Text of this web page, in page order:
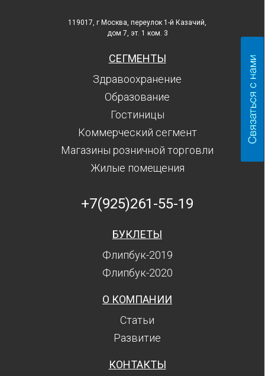
119017, г Москва, переулок 1-й Казачий,
дом 7, эт. 1 ком. 3
СЕГМЕНТЫ
Здравоохранение
Образование
Гостиницы
Коммерческий сегмент
Магазины розничной торговли
Жилые помещения
+7(925)261-55-19
БУКЛЕТЫ
Флипбук-2019
Флипбук-2020
О КОМПАНИИ
Статьи
Развитие
КОНТАКТЫ